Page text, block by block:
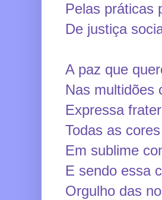
Pelas práticas
De justiça
A paz que
Nas multidões
Expressa
Todas as
Em sublime
E sendo essa
Orgulho das